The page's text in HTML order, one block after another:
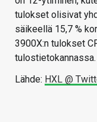
tulokset olisivat
säikeellä 15,7 %
3900X:n tulokset
tulostietokannassa.
Lähde: HXL @